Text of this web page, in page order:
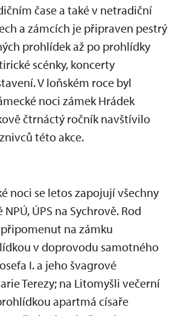
čase a také v netradiční
a zámcích je připraven pestrý
prohlídek až po prohlídky
scénky, koncerty
V loňském roce byl
noci zámek Hrádek
čtrnáctý ročník navštívilo
této akce.
noci se letos zapojují všechny
ÚPS na Sychrově. Rod
na zámku
v doprovodu samotného
I. a jeho švagrové
Terezy; na Litomyšli večerní
apartmá císaře